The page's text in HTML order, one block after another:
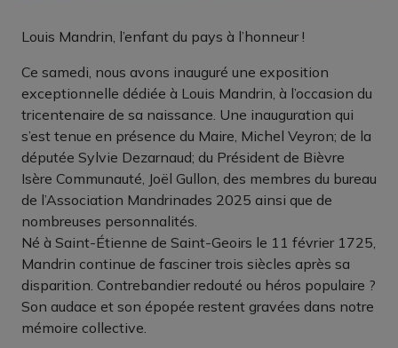
Louis Mandrin, l’enfant du pays à l’honneur !
Ce samedi, nous avons inauguré une exposition
exceptionnelle dédiée à Louis Mandrin, à l’occasion du
tricentenaire de sa naissance. Une inauguration qui
s’est tenue en présence du Maire, Michel Veyron; de la
députée Sylvie Dezarnaud; du Président de Bièvre
Isère Communauté, Joël Gullon, des membres du bureau
de l’Association Mandrinades 2025 ainsi que de
nombreuses personnalités.
Né à Saint-Étienne de Saint-Geoirs le 11 février 1725,
Mandrin continue de fasciner trois siècles après sa
disparition. Contrebandier redouté ou héros populaire ?
Son audace et son épopée restent gravées dans notre
mémoire collective.